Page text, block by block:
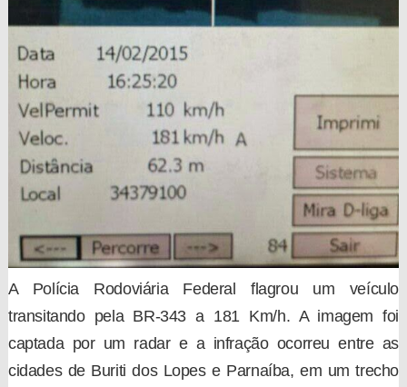
A Polícia Rodoviária Federal flagrou um veículo
transitando pela BR-343 a 181 Km/h. A imagem foi
captada por um radar e a infração ocorreu entre as
cidades de Buriti dos Lopes e Parnaíba, em um trecho